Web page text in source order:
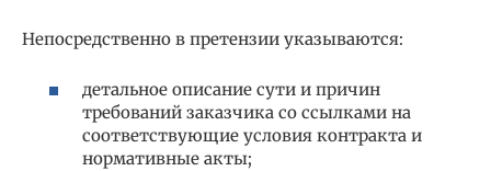
Непосредственно в претензии указываются:
детальное описание сути и причин
требований заказчика со ссылками на
соответствующие условия контракта и
нормативные акты;